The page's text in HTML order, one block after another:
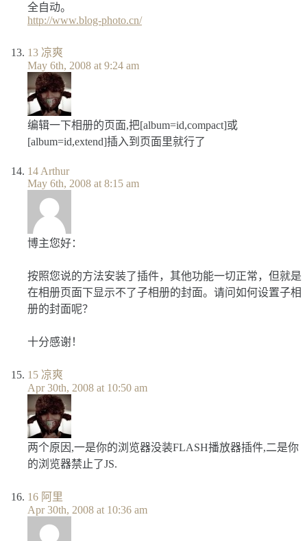
全自动。
http://www.blog-photo.cn/
13 凉爽
May 6th, 2008 at 9:24 am
编辑一下相册的页面,把[album=id,compact]或
[album=id,extend]插入到页面里就行了
14 Arthur
May 6th, 2008 at 8:15 am
博主您好：
按照您说的方法安装了插件，其他功能一切正常，但就是
在相册页面下显示不了子相册的封面。请问如何设置子相
册的封面呢？
十分感谢！
15 凉爽
Apr 30th, 2008 at 10:50 am
两个原因,一是你的浏览器没装FLASH播放器插件,二是你
的浏览器禁止了JS.
16 阿里
Apr 30th, 2008 at 10:36 am